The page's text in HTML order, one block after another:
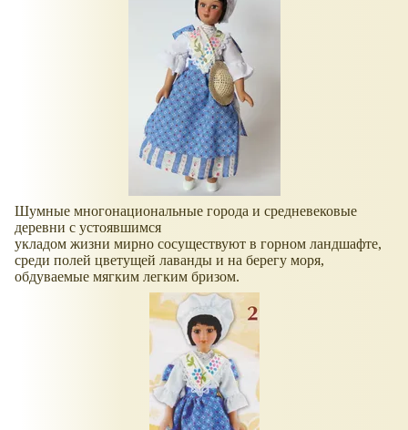
Шумные многонациональные города и средневековые
деревни с устоявшимся
укладом жизни мирно сосуществуют в горном ландшафте,
среди полей цветущей лаванды и на берегу моря,
обдуваемые мягким легким бризом.